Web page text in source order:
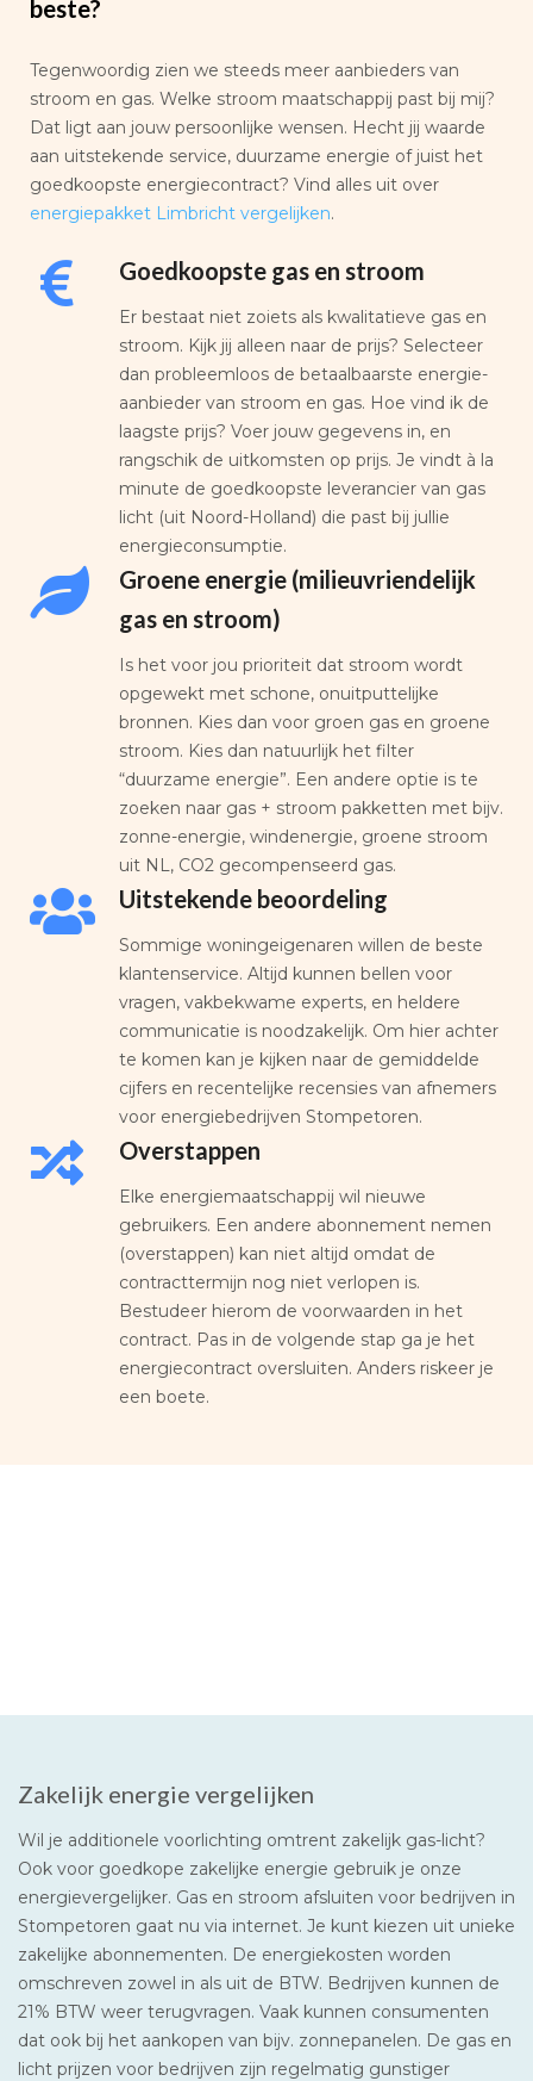
beste?
Tegenwoordig zien we steeds meer aanbieders van
stroom en gas. Welke stroom maatschappij past bij mij?
Dat ligt aan jouw persoonlijke wensen. Hecht jij waarde
aan uitstekende service, duurzame energie of juist het
goedkoopste energiecontract? Vind alles uit over
energiepakket Limbricht vergelijken.
Goedkoopste gas en stroom
Er bestaat niet zoiets als kwalitatieve gas en
stroom. Kijk jij alleen naar de prijs? Selecteer
dan probleemloos de betaalbaarste energie-
aanbieder van stroom en gas. Hoe vind ik de
laagste prijs? Voer jouw gegevens in, en
rangschik de uitkomsten op prijs. Je vindt à la
minute de goedkoopste leverancier van gas
licht (uit Noord-Holland) die past bij jullie
energieconsumptie.
Groene energie (milieuvriendelijk
gas en stroom)
Is het voor jou prioriteit dat stroom wordt
opgewekt met schone, onuitputtelijke
bronnen. Kies dan voor groen gas en groene
stroom. Kies dan natuurlijk het filter
“duurzame energie”. Een andere optie is te
zoeken naar gas + stroom pakketten met bijv.
zonne-energie, windenergie, groene stroom
uit NL, CO2 gecompenseerd gas.
Uitstekende beoordeling
Sommige woningeigenaren willen de beste
klantenservice. Altijd kunnen bellen voor
vragen, vakbekwame experts, en heldere
communicatie is noodzakelijk. Om hier achter
te komen kan je kijken naar de gemiddelde
cijfers en recentelijke recensies van afnemers
voor energiebedrijven Stompetoren.
Overstappen
Elke energiemaatschappij wil nieuwe
gebruikers. Een andere abonnement nemen
(overstappen) kan niet altijd omdat de
contracttermijn nog niet verlopen is.
Bestudeer hierom de voorwaarden in het
contract. Pas in de volgende stap ga je het
energiecontract oversluiten. Anders riskeer je
een boete.
Zakelijk energie vergelijken
Wil je additionele voorlichting omtrent zakelijk gas-licht?
Ook voor goedkope zakelijke energie gebruik je onze
energievergelijker. Gas en stroom afsluiten voor bedrijven in
Stompetoren gaat nu via internet. Je kunt kiezen uit unieke
zakelijke abonnementen. De energiekosten worden
omschreven zowel in als uit de BTW. Bedrijven kunnen de
21% BTW weer terugvragen. Vaak kunnen consumenten
dat ook bij het aankopen van bijv. zonnepanelen. De gas en
licht prijzen voor bedrijven zijn regelmatig gunstiger